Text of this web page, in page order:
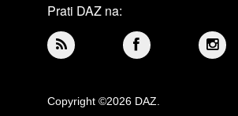
Prati DAZ na:
Copyright ©2026 DAZ.